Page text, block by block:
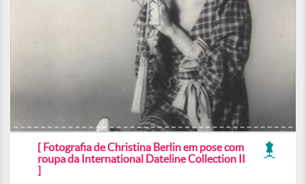
[ Fotografia de Christina Berlin em pose com
roupa da International Dateline Collection II
]